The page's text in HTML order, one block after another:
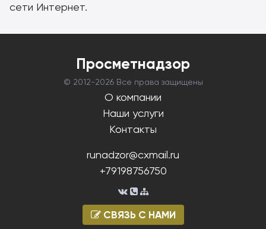
сети Интернет.
Просметнадзор
© 2012-2026 Все права защищены
О компании
Наши услуги
Контакты
runadzor@cxmail.ru
+79198756750
СВЯЗЬ С НАМИ